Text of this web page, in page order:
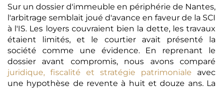
Sur un dossier d'immeuble en périphérie de Nantes,
l'arbitrage semblait joué d'avance en faveur de la SCI
à l'IS. Les loyers couvraient bien la dette, les travaux
étaient limités, et le courtier avait présenté la
société comme une évidence. En reprenant le
dossier avant compromis, nous avons comparé
juridique, fiscalité et stratégie patrimoniale avec
une hypothèse de revente à huit et douze ans. La